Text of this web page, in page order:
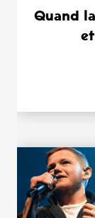
Quand